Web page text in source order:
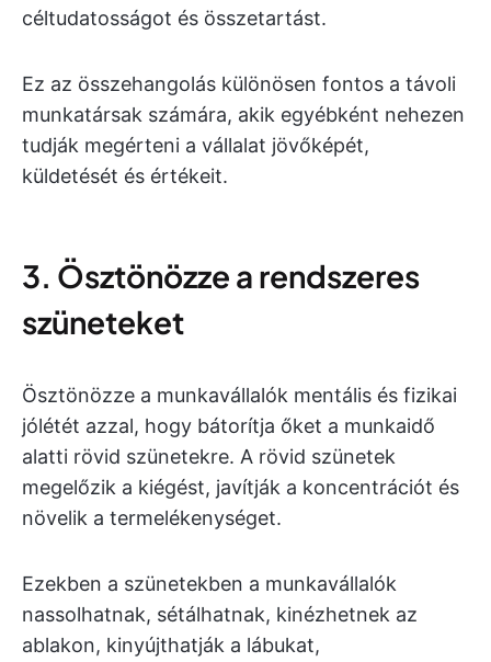
céltudatosságot és összetartást.
Ez az összehangolás különösen fontos a távoli
munkatársak számára, akik egyébként nehezen
tudják megérteni a vállalat jövőképét,
küldetését és értékeit.
3. Ösztönözze a rendszeres
szüneteket
Ösztönözze a munkavállalók mentális és fizikai
jólétét azzal, hogy bátorítja őket a munkaidő
alatti rövid szünetekre. A rövid szünetek
megelőzik a kiégést, javítják a koncentrációt és
növelik a termelékenységet.
Ezekben a szünetekben a munkavállalók
nassolhatnak, sétálhatnak, kinézhetnek az
ablakon, kinyújthatják a lábukat,